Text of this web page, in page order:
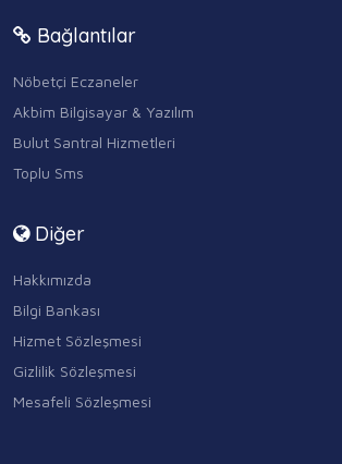
Bağlantılar
Nöbetçi Eczaneler
Akbim Bilgisayar & Yazılım
Bulut Santral Hizmetleri
Toplu Sms
Diğer
Hakkımızda
Bilgi Bankası
Hizmet Sözleşmesi
Gizlilik Sözleşmesi
Mesafeli Sözleşmesi